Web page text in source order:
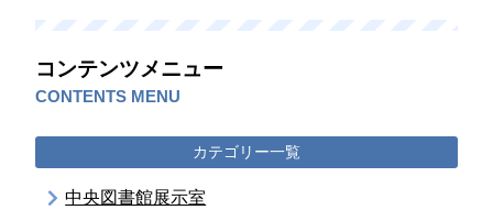
コンテンツメニュー
CONTENTS MENU
カテゴリー一覧
中央図書館展示室